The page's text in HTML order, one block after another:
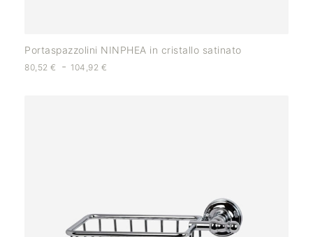
Portaspazzolini NINPHEA in cristallo satinato
80,52 € - 104,92 €